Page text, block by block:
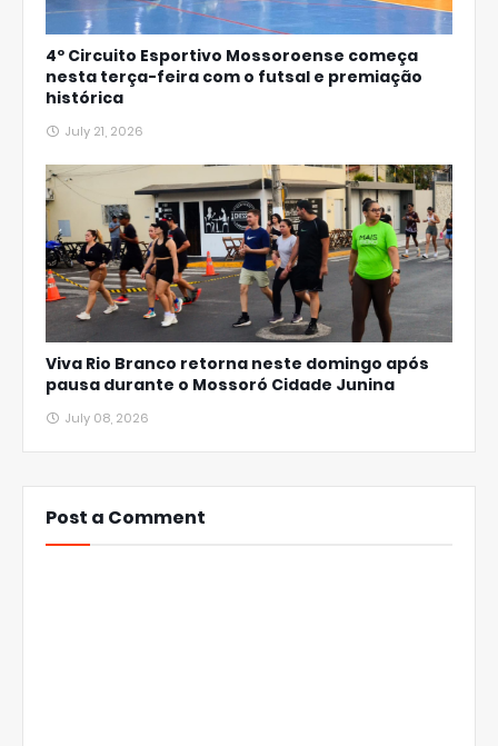
4º Circuito Esportivo Mossoroense começa
nesta terça-feira com o futsal e premiação
histórica
July 21, 2026
Viva Rio Branco retorna neste domingo após
pausa durante o Mossoró Cidade Junina
July 08, 2026
Post a Comment